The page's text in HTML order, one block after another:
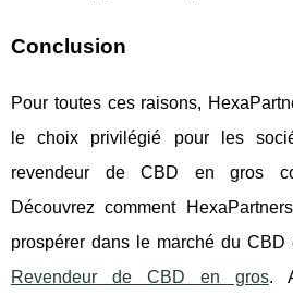
Conclusion
Pour toutes ces raisons,
le choix privilégié pour les
revendeur de CBD en gros
Découvrez comment
prospérer dans le marché du
Revendeur de CBD en gros.